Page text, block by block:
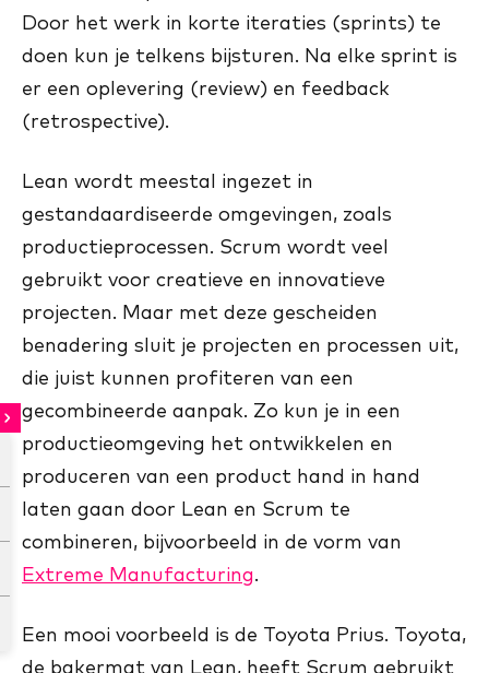
Door het werk in korte iteraties (sprints) te
doen kun je telkens bijsturen. Na elke sprint is
er een oplevering (review) en feedback
(retrospective).
Lean wordt meestal ingezet in
gestandaardiseerde omgevingen, zoals
productieprocessen. Scrum wordt veel
gebruikt voor creatieve en innovatieve
projecten. Maar met deze gescheiden
benadering sluit je projecten en processen uit,
die juist kunnen profiteren van een
gecombineerde aanpak. Zo kun je in een
productieomgeving het ontwikkelen en
produceren van een product hand in hand
laten gaan door Lean en Scrum te
combineren, bijvoorbeeld in de vorm van
Extreme Manufacturing.
Een mooi voorbeeld is de Toyota Prius. Toyota,
de bakermat van Lean, heeft Scrum gebruikt